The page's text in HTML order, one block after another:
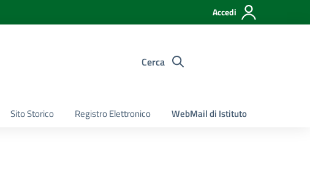
Accedi
Cerca
Sito Storico Registro Elettronico WebMail di Istituto